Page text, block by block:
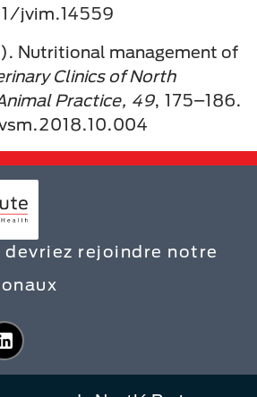
jvim.14559
Nutritional management of
Clinics of North
Practice, 49, 175–186.
devriez rejoindre notre
LinkedIn